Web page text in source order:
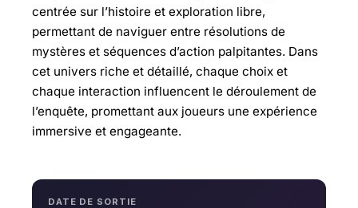
centrée sur l’histoire et exploration libre,
permettant de naviguer entre résolutions de
mystères et séquences d’action palpitantes. Dans
cet univers riche et détaillé, chaque choix et
chaque interaction influencent le déroulement de
l’enquête, promettant aux joueurs une expérience
immersive et engageante.
DATE DE SORTIE